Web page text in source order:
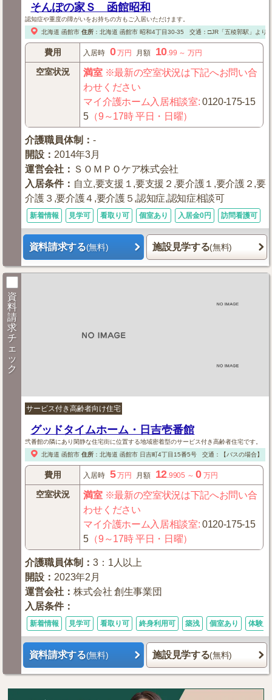
そんぽの家Ｓ 函館昭和
認知症や重度の障がいをお持ちの方もご入居いただけます。
北海道 函館市 住所： 北海道 函館市昭和4丁目30-35 交通：□JR「五稜郭駅」より
費用 入居時 0万円 月額 10 .99 ～ 万円
空室状況 満室※最新の空室状況は下記へお問い合
わせください
マイ介護ホーム入居相談室:0120-175-15
5 （9～17時 平日・日曜）
介護職員体制 ：-
開設 ： 2014年3月
運営会社 ： ＳＯＭＰＯケア株式会社
入居条件： 自立,要支援１,要支援２,要介護１,要介護２,要
介護３,要介護４,要介護５,認知症,認知症相談可
新着情報 見学可 看取り可 個室あり 入居金0円 訪問看護可
資料請求する(無料) 施設見学する(無料)
資
料
請
求
チ
ェ
ッ
ク
サービス付き高齢者向け住宅
グッドタイムホーム・日吉壱番館
弐番館の隣にあり閑静な住宅街に位置する地域密着型のサービス付き高齢者住宅です。
北海道 函館市 住所： 北海道 函館市日吉町4丁目15番5号 交通：【バスの場合】
費用 入居時 5万円 月額 12.9905 ～0 万円
空室状況 満室※最新の空室状況は下記へお問い合
わせください
マイ介護ホーム入居相談室:0120-175-15
5 （9～17時 平日・日曜）
介護職員体制 ：3：1人以上
開設 ： 2023年2月
運営会社 ：株式会社 創生事業団
入居条件：
新着情報 見学可 看取り可 終身利用可 築浅 個室あり 体験入
資料請求する(無料) 施設見学する(無料)